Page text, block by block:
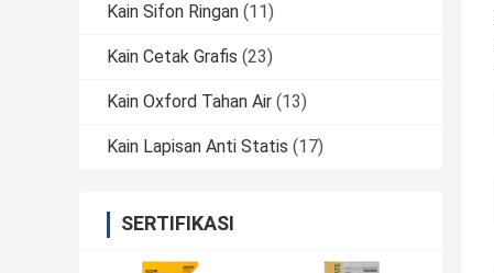
Kain Sifon Ringan (11)
Kain Cetak Grafis (23)
Kain Oxford Tahan Air (13)
Kain Lapisan Anti Statis (17)
SERTIFIKASI